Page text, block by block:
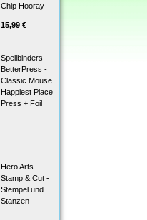
Art Impressions
Toy Truck
Keeper
19,50 €
Chip Hooray
15,99 €
Spellbinders
BetterPress -
Classic Mouse
Happiest Place
Press + Foil
Hero Arts
Stamp & Cut -
Stempel und
Stanzen